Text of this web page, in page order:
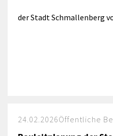
der Stadt Schmallenberg
24.02.2026Öffentliche